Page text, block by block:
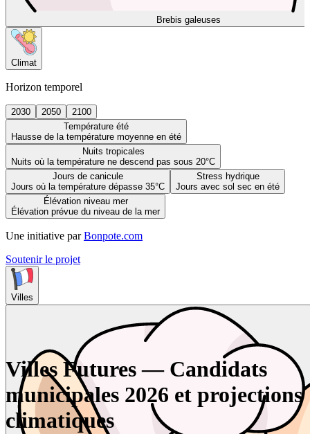
Brebis galeuses
Climat
Horizon temporel
2030 2050
2100
Température été
Hausse de la température moyenne en été
Nuits tropicales
Nuits où la température ne descend pas sous 20°C
Jours de canicule
Jours où la température dépasse 35°C
Stress hydrique
Jours avec sol sec en été
Élévation niveau mer
Élévation prévue du niveau de la mer
Une initiative par Bonpote.com
Soutenir le projet
Villes
Villes Futures — Candidats
municipales 2026 et projections
climatiques